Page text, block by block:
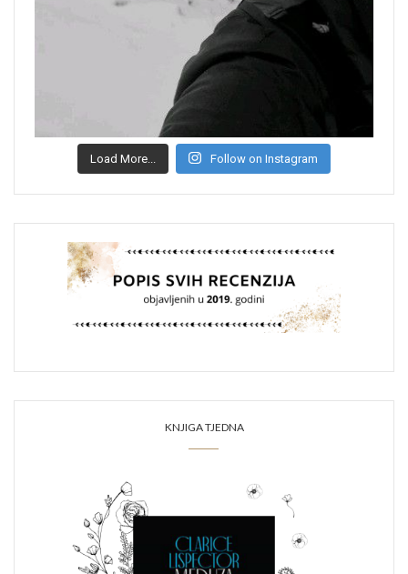
Load More... Follow on Instagram
KNJIGA TJEDNA